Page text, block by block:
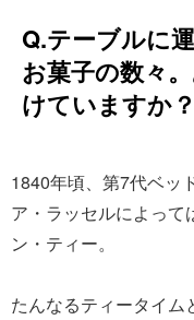
Q.テーブルに
お菓子の数々
けていますか？
1840年頃、第7代ベッ
ア・ラッセルによって
ン・ティー。
たんなるティータイム